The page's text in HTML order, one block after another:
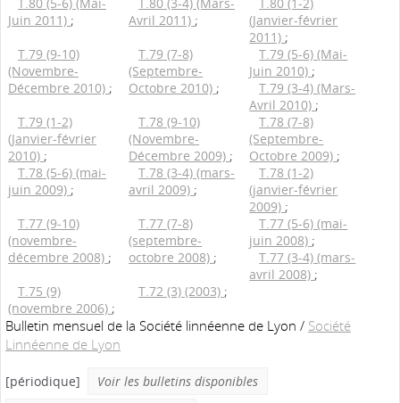
Juin 2011) ;
Avril 2011) ;
(Janvier-février
2011) ;
T.79 (9-10)
(Novembre-
Décembre 2010) ;
T.79 (7-8)
(Septembre-
Octobre 2010) ;
T.79 (5-6) (Mai-
Juin 2010) ;
T.79 (3-4) (Mars-
Avril 2010) ;
T.79 (1-2)
(Janvier-février
2010) ;
T.78 (9-10)
(Novembre-
Décembre 2009) ;
T.78 (7-8)
(Septembre-
Octobre 2009) ;
T.78 (5-6) (mai-
juin 2009) ;
T.78 (3-4) (mars-
avril 2009) ;
T.78 (1-2)
(janvier-février
2009) ;
T.77 (9-10)
(novembre-
décembre 2008) ;
T.77 (7-8)
(septembre-
octobre 2008) ;
T.77 (5-6) (mai-
juin 2008) ;
T.77 (3-4) (mars-
avril 2008) ;
T.75 (9)
(novembre 2006) ;
T.72 (3) (2003) ;
Bulletin mensuel de la Société linnéenne de Lyon / Société
Linnéenne de Lyon
[périodique]
Voir les bulletins disponibles